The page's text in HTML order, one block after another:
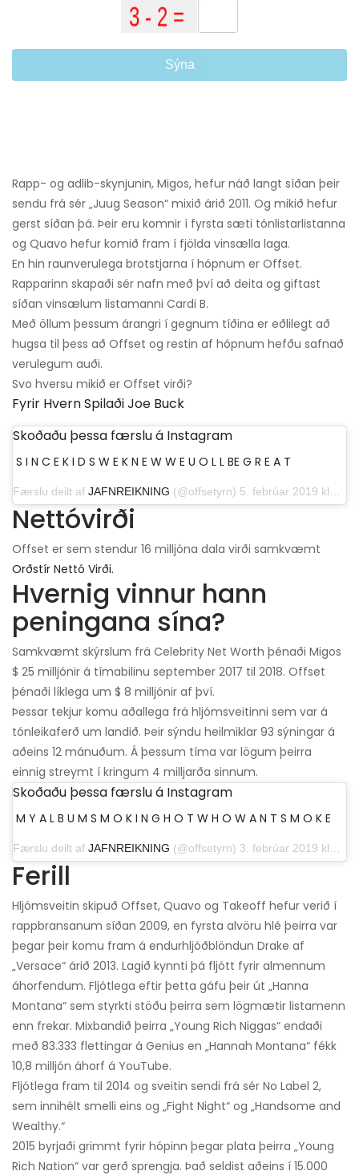
Sýna
Rapp- og adlib-skynjunin, Migos, hefur náð langt síðan þeir
sendu frá sér „Juug Season“ mixið árið 2011. Og mikið hefur
gerst síðan þá. Þeir eru komnir í fyrsta sæti tónlistarlistanna
og Quavo hefur komið fram í fjölda vinsælla laga.
En hin raunverulega brotstjarna í hópnum er Offset.
Rapparinn skapaði sér nafn með því að deita og giftast
síðan vinsælum listamanni Cardi B.
Með öllum þessum árangri í gegnum tíðina er eðlilegt að
hugsa til þess að Offset og restin af hópnum hefðu safnað
verulegum auði.
Svo hversu mikið er Offset virði?
Fyrir Hvern Spilaði Joe Buck
Skoðaðu þessa færslu á Instagram
S I N C E K I D S W E K N E W W E U O L L BE G R E A T
Færslu deilt af JAFNREIKNING (@offsetyrn) 5. febrúar 2019 klukkan 15:17 PST
Nettóvirði
Offset er sem stendur 16 milljóna dala virði samkvæmt
Orðstír Nettó Virði.
Hvernig vinnur hann
peningana sína?
Samkvæmt skýrslum frá Celebrity Net Worth þénaði Migos
$ 25 milljónir á tímabilinu september 2017 til 2018. Offset
þénaði líklega um $ 8 milljónir af því.
Þessar tekjur komu aðallega frá hljómsveitinni sem var á
tónleikaferð um landið. Þeir sýndu heilmiklar 93 sýningar á
aðeins 12 mánuðum. Á þessum tíma var lögum þeirra
einnig streymt í kringum 4 milljarða sinnum.
Skoðaðu þessa færslu á Instagram
M Y A L B U M S M O K I N G H O T W H O W A N T S M O K E
Færslu deilt af JAFNREIKNING (@offsetyrn) 3. febrúar 2019 klukkan 18:16 PST
Ferill
Hljómsveitin skipuð Offset, Quavo og Takeoff hefur verið í
rappbransanum síðan 2009, en fyrsta alvöru hlé þeirra var
þegar þeir komu fram á endurhljóðblöndun Drake af
„Versace“ árið 2013. Lagið kynnti þá fljótt fyrir almennum
áhorfendum. Fljótlega eftir þetta gáfu þeir út „Hanna
Montana“ sem styrkti stöðu þeirra sem lögmætir listamenn
enn frekar. Mixbandið þeirra „Young Rich Niggas“ endaði
með 83.333 flettingar á Genius en „Hannah Montana“ fékk
10,8 milljón áhorf á YouTube.
Fljótlega fram til 2014 og sveitin sendi frá sér No Label 2,
sem innihélt smelli eins og „Fight Night“ og „Handsome and
Wealthy.“
2015 byrjaði grimmt fyrir hópinn þegar plata þeirra „Young
Rich Nation“ var gerð sprengja. Það seldist aðeins í 15.000